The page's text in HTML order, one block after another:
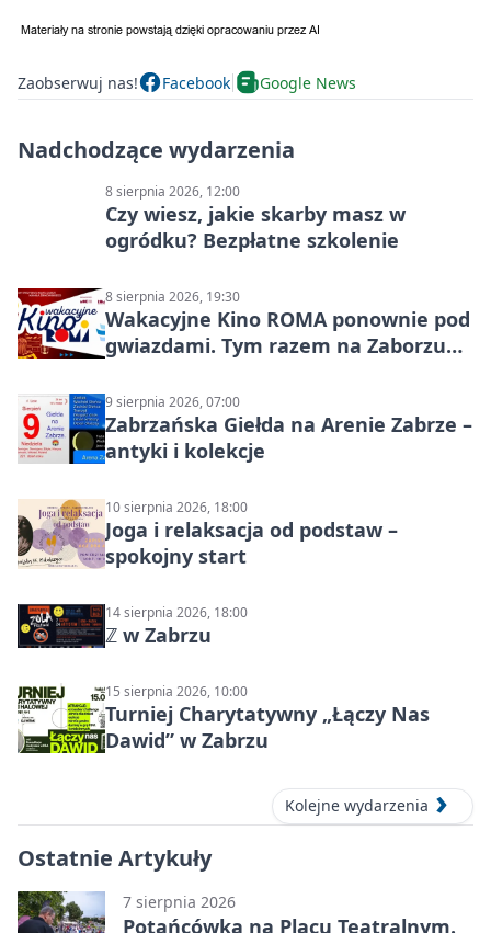
Zaobserwuj nas! Facebook Google News
Nadchodzące wydarzenia
8 sierpnia 2026, 12:00
Czy wiesz, jakie skarby masz w
ogródku? Bezpłatne szkolenie
8 sierpnia 2026, 19:30
Wakacyjne Kino ROMA ponownie pod
gwiazdami. Tym razem na Zaborzu
9 sierpnia 2026, 07:00
Zabrzańska Giełda na Arenie Zabrze –
antyki i kolekcje
10 sierpnia 2026, 18:00
Joga i relaksacja od podstaw –
spokojny start
14 sierpnia 2026, 18:00
ℤ w Zabrzu
15 sierpnia 2026, 10:00
Turniej Charytatywny „Łączy Nas
Dawid” w Zabrzu
Kolejne wydarzenia
Ostatnie Artykuły
7 sierpnia 2026
Potańcówka na Placu Teatralnym.